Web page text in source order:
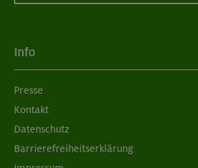
Info
Presse
Kontakt
Datenschutz
Barrierefreiheitserklärung